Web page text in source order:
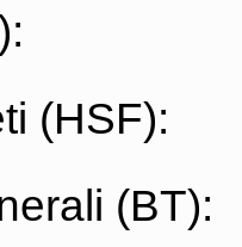
(HSF):
(BT):